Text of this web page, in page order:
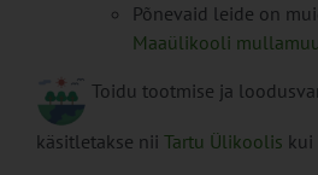
Põnevaid leide on
Maaülikooli
Toidu tootmise ja
käsitletakse nii Tartu Ülikoolis kui